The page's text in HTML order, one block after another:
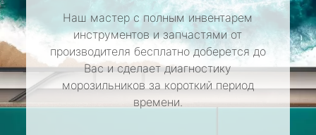
Наш мастер с полным инвентарем
инструментов и запчастями от
производителя бесплатно доберется до
Вас и сделает диагностику
морозильников за короткий период
времени.